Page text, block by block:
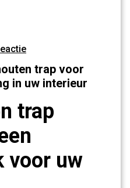
trap voor
in uw interieur
trap
voor uw